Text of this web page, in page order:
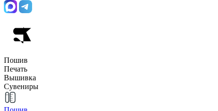
Пошив
Печать
Вышивка
Сувениры